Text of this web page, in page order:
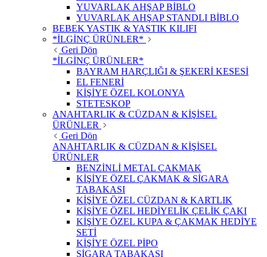
YUVARLAK AHŞAP BİBLO
YUVARLAK AHŞAP STANDLI BİBLO
BEBEK YASTIK & YASTIK KILIFI
*İLGİNÇ ÜRÜNLER*
Geri Dön
*İLGİNÇ ÜRÜNLER*
BAYRAM HARÇLIĞI & ŞEKERİ KESESİ
EL FENERİ
KİŞİYE ÖZEL KOLONYA
STETESKOP
ANAHTARLIK & CÜZDAN & KİŞİSEL
ÜRÜNLER
Geri Dön
ANAHTARLIK & CÜZDAN & KİŞİSEL
ÜRÜNLER
BENZİNLİ METAL ÇAKMAK
KİŞİYE ÖZEL ÇAKMAK & SİGARA
TABAKASI
KİŞİYE ÖZEL CÜZDAN & KARTLIK
KİŞİYE ÖZEL HEDİYELİK ÇELİK ÇAKI
KİŞİYE ÖZEL KUPA & ÇAKMAK HEDİYE
SETİ
KİŞİYE ÖZEL PİPO
SİGARA TABAKASI